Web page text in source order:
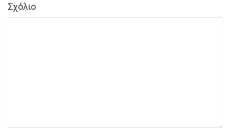
Σχόλιο